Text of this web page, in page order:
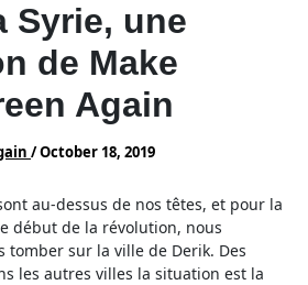
Syrie, une
de Make
Again
/October 18, 2019
au-dessus de nos têtes, et pour la
début de la révolution, nous
tomber sur la ville de Derik. Des
les autres villes la situation est la